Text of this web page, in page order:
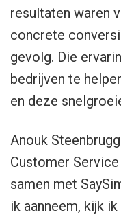
resultaten waren
concrete
gevolg. Die
bedrijven te
en deze
Anouk
Customer
samen met
ik aanneem, kijk